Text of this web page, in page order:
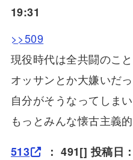
19:31
>>509
現役時代は全共闘のこ
オッサンとか大嫌いだ
自分がそうなってしまい
もっとみんな懐古主義
513
：491[] 投稿日